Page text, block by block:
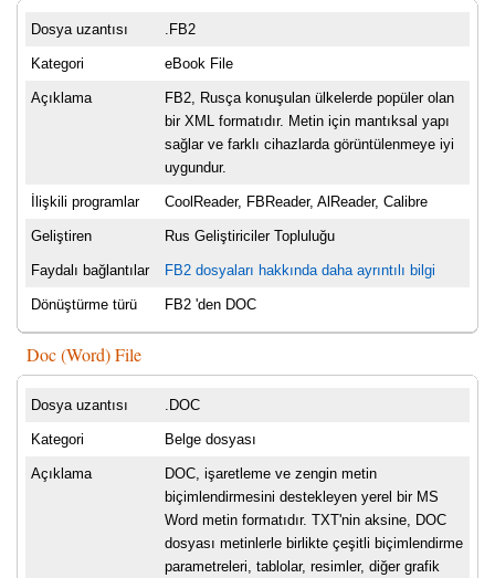
Dosya uzantısı .FB2
Kategori eBook File
Açıklama
FB2, Rusça konuşulan ülkelerde popüler olan
bir XML formatıdır. Metin için mantıksal yapı
sağlar ve farklı cihazlarda görüntülenmeye iyi
uygundur.
İlişkili programlar CoolReader, FBReader, AlReader, Calibre
Geliştiren Rus Geliştiriciler Topluluğu
Faydalı bağlantılar FB2 dosyaları hakkında daha ayrıntılı bilgi
Dönüştürme türü FB2 'den DOC
Doc (Word) File
Dosya uzantısı .DOC
Kategori Belge dosyası
Açıklama
DOC, işaretleme ve zengin metin
biçimlendirmesini destekleyen yerel bir MS
Word metin formatıdır. TXT'nin aksine, DOC
dosyası metinlerle birlikte çeşitli biçimlendirme
parametreleri, tablolar, resimler, diğer grafik